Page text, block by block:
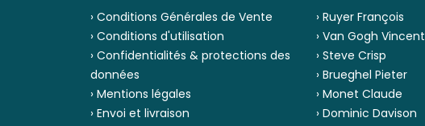
› Conditions Générales de Vente
› Conditions d'utilisation
› Confidentialités & protections des
données
› Mentions légales
› Envoi et livraison
› Ruyer François
› Van Gogh Vincent
› Steve Crisp
› Brueghel Pieter
› Monet Claude
› Dominic Davison